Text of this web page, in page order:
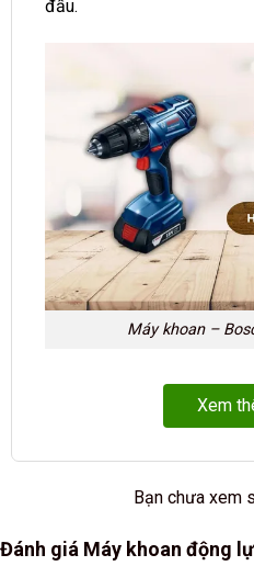
đầu.
Máy khoan –
Xem
Bạn chưa xem
Đánh giá Máy khoan động